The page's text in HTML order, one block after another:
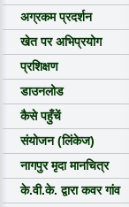
अग्रकम प्रदर्शन
खेत पर अभिप्रयोग
प्रशिक्षण
डाउनलोड
कैसे पहुँचें
संयोजन (लिंकेज)
नागपुर मृदा मानचित्र
के.वी.के. द्वारा कवर गांव